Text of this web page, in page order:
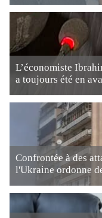
L’économiste
a toujours été en
Confrontée à des
l'Ukraine ordonne